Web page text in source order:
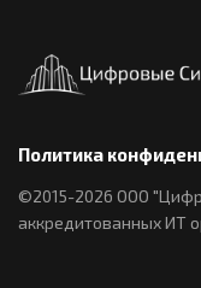
Политика
©2015-2026 ООО
аккредитованных ИТ